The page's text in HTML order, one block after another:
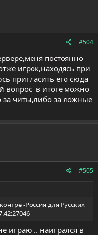
#504
постоянно
игрок,находясь при
пригласить его сюда
вопрос: в итоге можно
читы,либо за ложные
#505
-Россия для Русских
играю... наигрался в